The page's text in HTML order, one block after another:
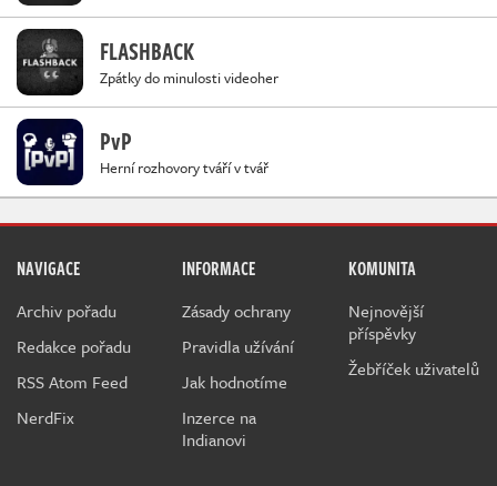
FLASHBACK
Zpátky do minulosti videoher
PvP
Herní rozhovory tváří v tvář
NAVIGACE
Archiv pořadu
Redakce pořadu
RSS Atom Feed
NerdFix
INFORMACE
Zásady ochrany
Pravidla užívání
Jak hodnotíme
Inzerce na
Indianovi
KOMUNITA
Nejnovější
příspěvky
Žebříček uživatelů